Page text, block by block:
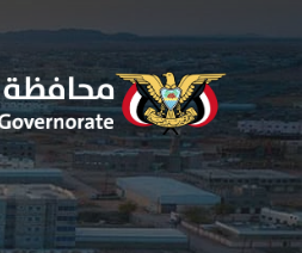
content